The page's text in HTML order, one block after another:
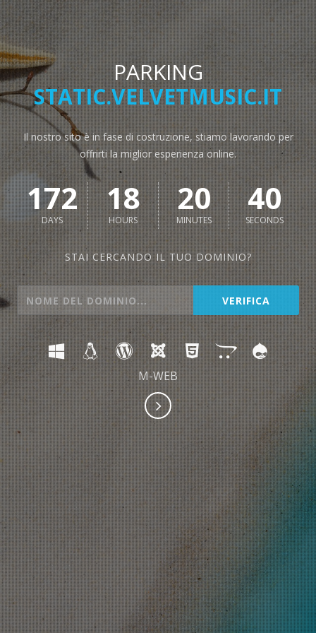
PARKING
STATIC.VELVETMUSIC.IT
Il nostro sito è in fase di costruzione, stiamo lavorando per
offrirti la miglior esperienza online.
172
DAYS
18
HOURS
20
MINUTES
40
SECONDS
STAI CERCANDO IL TUO DOMINIO?
M-WEB